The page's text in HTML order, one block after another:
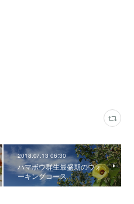
2018.07.13 06:30
ハマボウ群生最盛期のウォ
ーキングコース